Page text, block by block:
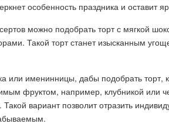
особенность праздника и оставит
можно подобрать торт с мягкой
Такой торт станет изысканным
или именинницы, дабы подобрать торт,
фруктом, например, клубникой или
вариант позволит отразить